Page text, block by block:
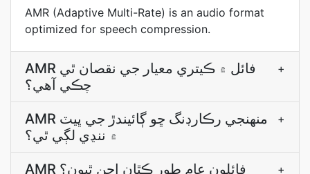
AMR (Adaptive Multi-Rate) is an audio format
optimized for speech compression.
AMR فائل ۾ ڪيتري معيار جي نقصان ٿي
چڪي آھي؟
+
AMR منهنجي رڪارڊنگ ڇو ڳائيندڙ جي ڀيٽ
۾ ننڍي لڳي ٿي؟
+
AMR فائلون عام طور ڪٿان اچن ٿيون؟ +